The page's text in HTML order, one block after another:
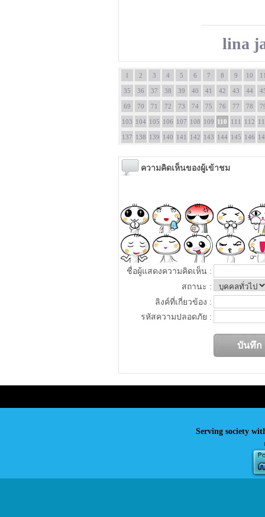
lina
1 2 3 4 5 6 7 8 9 10
35 36 37 38 39 40 41 42 43 44
69 70 71 72 73 74 75 76 77 78
103 104 105 106 107 108 109 110 111 112
137 138 139 140 141 142 143 144 145 146
ความคิดเห็นของผู้เข้าชม
ชื่อผู้แสดงความคิดเห็น :
สถานะ :
ลิงค์ที่เกี่ยวข้อง :
รหัสความปลอดภัย :
Serving society